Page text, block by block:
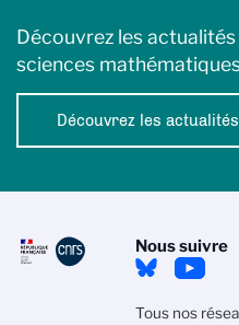
Découvrez les
sciences
Découvrez les actualités
Nous suivre
Tous nos